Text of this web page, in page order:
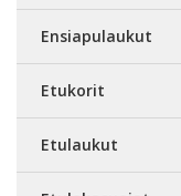
Ensiapulaukut
Etukorit
Etulaukut